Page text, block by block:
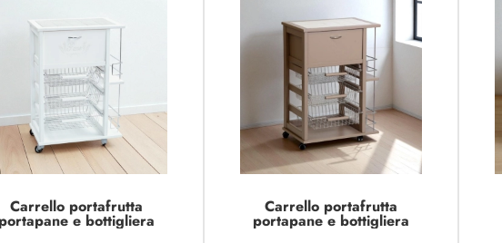
Carrello portafrutta
e bottigliera
LACCATO BIANCO
Carrello portafrutta
portapane e bottigliera
LACCATO TORTORA